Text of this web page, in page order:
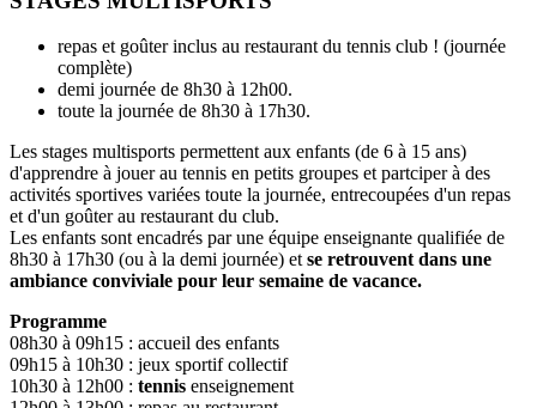
repas et goûter inclus au restaurant du tennis club ! (journée
complète)
demi journée de 8h30 à 12h00.
toute la journée de 8h30 à 17h30.
Les stages multisports permettent aux enfants (de 6 à 15 ans)
d'apprendre à jouer au tennis en petits groupes et partciper à des
activités sportives variées toute la journée, entrecoupées d'un repas
et d'un goûter au restaurant du club.
Les enfants sont encadrés par une équipe enseignante qualifiée de
8h30 à 17h30 (ou à la demi journée) etse retrouvent dans une
ambiance conviviale pour leur semaine de vacance.
Programme
08h30 à 09h15 : accueil des enfants
09h15 à 10h30 : jeux sportif collectif
10h30 à 12h00 : tennis enseignement